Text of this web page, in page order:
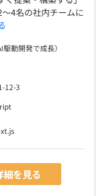
4名の社内チームに
動開発で成長）
12-3
細を見る